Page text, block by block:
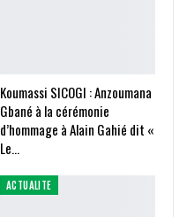
Koumassi SICOGI : Anzoumana
Gbané à la cérémonie
d’hommage à Alain Gahié dit «
Le…
ACTUALITE